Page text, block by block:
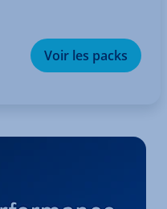
Voir les packs